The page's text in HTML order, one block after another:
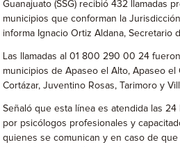
Guanajuato (SSG) recibió 432 llamadas
municipios que conforman la
informa Ignacio Ortiz Aldana, Secretario
Las llamadas al 01 800 290 00 24
municipios de Apaseo el Alto, Apaseo el
Cortázar, Juventino Rosas, Tarimoro y
Señaló que esta línea es atendida las
por psicólogos profesionales y
quienes se comunican y en caso de